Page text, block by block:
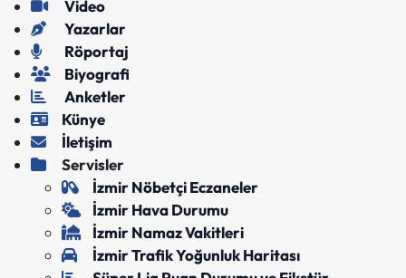
Video
Yazarlar
Röportaj
Biyografi
Anketler
Künye
İletişim
Servisler
İzmir Nöbetçi Eczaneler
İzmir Hava Durumu
İzmir Namaz Vakitleri
İzmir Trafik Yoğunluk Haritası